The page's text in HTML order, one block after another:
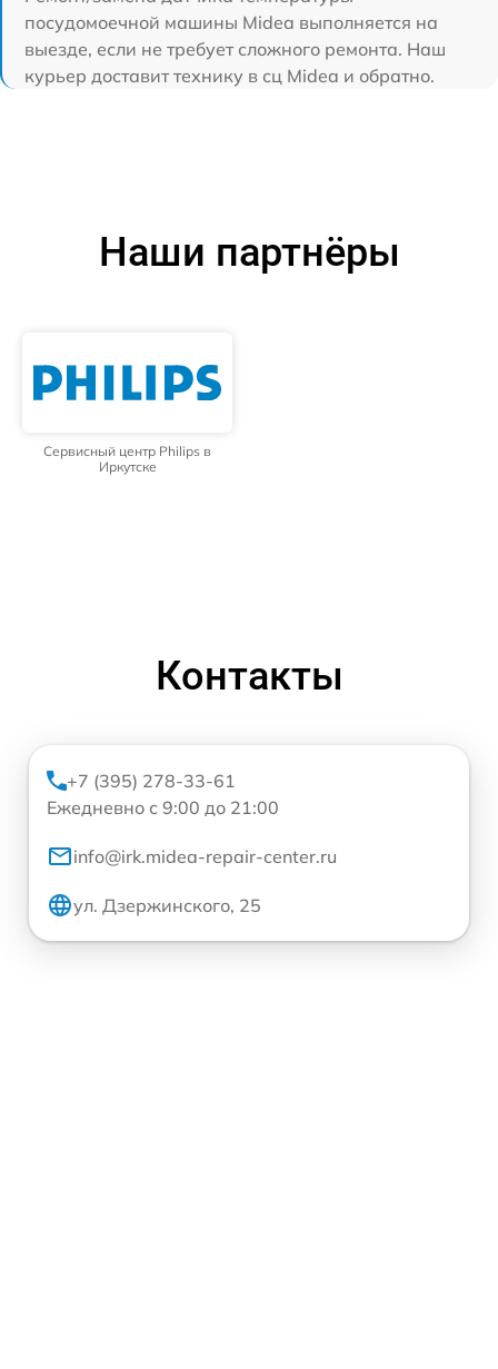
посудомоечной машины Midea выполняется на
выезде, если не требует сложного ремонта. Наш
курьер доставит технику в сц Midea и обратно.
Наши партнёры
Сервисный центр Philips в
Иркутске
Контакты
+7 (395) 278-33-61
Ежедневно с 9:00 до 21:00
info@irk.midea-repair-center.ru
ул. Дзержинского, 25